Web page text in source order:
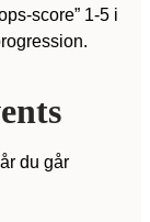
score” 1-5 i
du går